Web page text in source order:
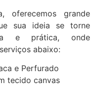
oferecemos grande
sua ideia se torne
e prática, onde
abaixo:
e Perfurado
tecido canvas